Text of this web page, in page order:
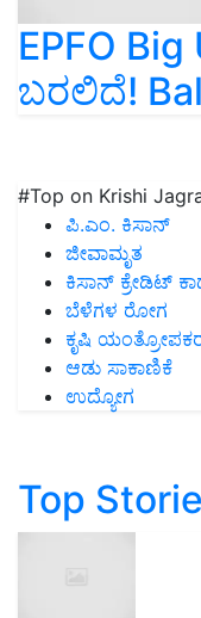
EPFO
ಬರಲಿದೆ!
#Top on Krishi
ಪಿ.ಎಂ. ಕಿಸಾನ್
ಜೀವಾಮೃತ
ಕಿಸಾನ್ ಕ್ರೇಡಿಟ್
ಬೆಳೆಗಳ ರೋಗ
ಕೃಷಿ
ಆಡು ಸಾಕಾಣಿಕೆ
ಉದ್ಯೋಗ
Top